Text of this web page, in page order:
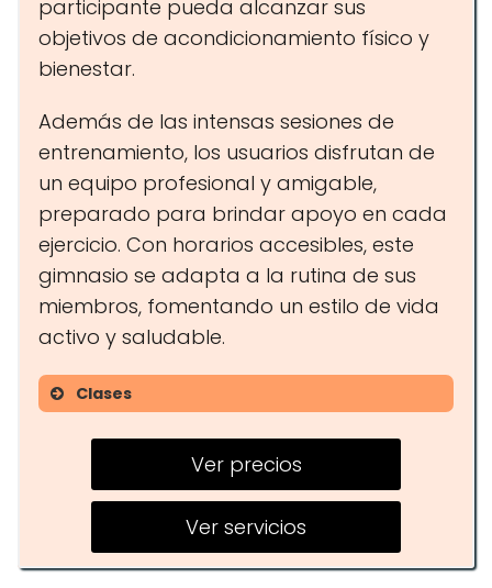
participante pueda alcanzar sus
objetivos de acondicionamiento físico y
bienestar.
Además de las intensas sesiones de
entrenamiento, los usuarios disfrutan de
un equipo profesional y amigable,
preparado para brindar apoyo en cada
ejercicio. Con horarios accesibles, este
gimnasio se adapta a la rutina de sus
miembros, fomentando un estilo de vida
activo y saludable.
Clases
CrossFit
Entrenamiento Personal
Programas Adaptados
Ver precios
Ver servicios